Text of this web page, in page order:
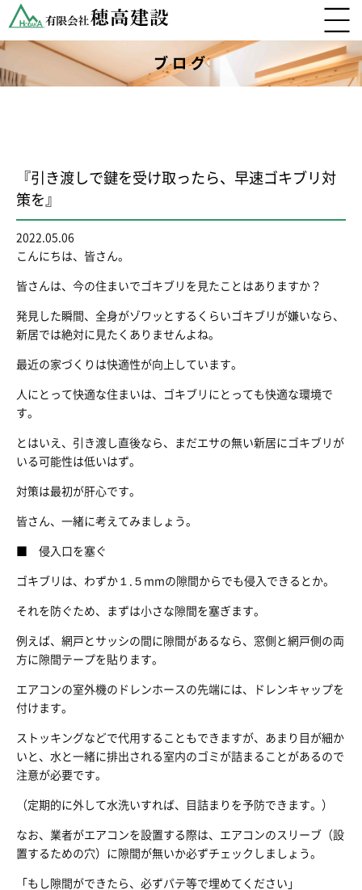
ブログ
『引き渡しで鍵を受け取ったら、早速ゴキブリ対
策を』
2022.05.06
こんにちは、皆さん。
皆さんは、今の住まいでゴキブリを見たことはありますか？
発見した瞬間、全身がゾワッとするくらいゴキブリが嫌いなら、
新居では絶対に見たくありませんよね。
最近の家づくりは快適性が向上しています。
人にとって快適な住まいは、ゴキブリにとっても快適な環境で
す。
とはいえ、引き渡し直後なら、まだエサの無い新居にゴキブリが
いる可能性は低いはず。
対策は最初が肝心です。
皆さん、一緒に考えてみましょう。
■ 侵入口を塞ぐ
ゴキブリは、わずか１.５mmの隙間からでも侵入できるとか。
それを防ぐため、まずは小さな隙間を塞ぎます。
例えば、網戸とサッシの間に隙間があるなら、窓側と網戸側の両
方に隙間テープを貼ります。
エアコンの室外機のドレンホースの先端には、ドレンキャップを
付けます。
ストッキングなどで代用することもできますが、あまり目が細か
いと、水と一緒に排出される室内のゴミが詰まることがあるので
注意が必要です。
（定期的に外して水洗いすれば、目詰まりを予防できます。）
なお、業者がエアコンを設置する際は、エアコンのスリーブ（設
置するための穴）に隙間が無いか必ずチェックしましょう。
「もし隙間ができたら、必ずパテ等で埋めてください」